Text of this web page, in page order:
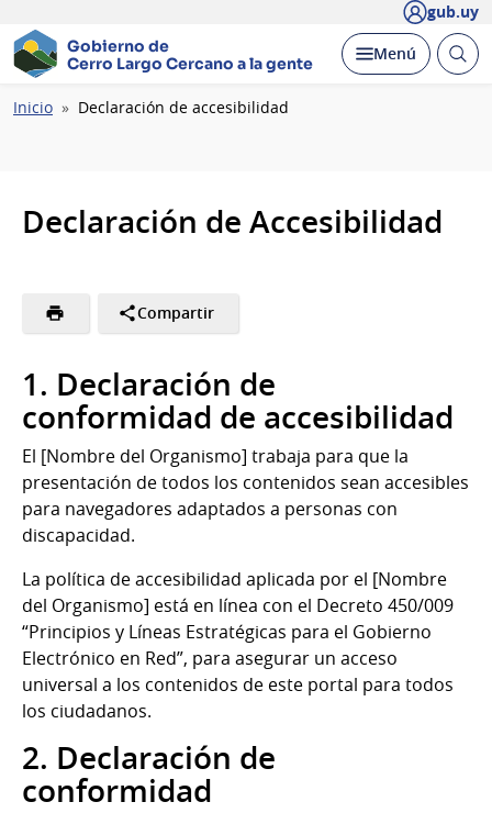
gub.uy
Gobierno de
Cerro Largo Cercano a la gente
Desplegar
Menú Abrir
Ruta
Inicio Declaración de accesibilidad
Declaración de Accesibilidad
Compartir
1. Declaración de
conformidad de accesibilidad
El [Nombre del Organismo] trabaja para que la
presentación de todos los contenidos sean accesibles
para navegadores adaptados a personas con
discapacidad.
La política de accesibilidad aplicada por el [Nombre
del Organismo] está en línea con el Decreto 450/009
“Principios y Líneas Estratégicas para el Gobierno
Electrónico en Red”, para asegurar un acceso
universal a los contenidos de este portal para todos
los ciudadanos.
2. Declaración de
conformidad